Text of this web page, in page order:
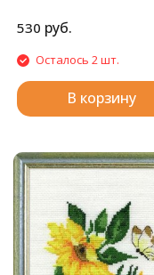
игла "Hemline", подробная
схема-инструкция и кант
«PEGA» (Чехия).
530 руб.
Осталось 2 шт.
В корзину